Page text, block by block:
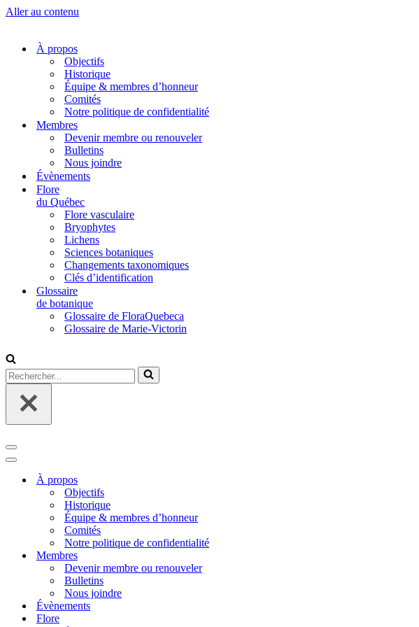
Aller au contenu
À propos
Objectifs
Historique
Équipe & membres d’honneur
Comités
Notre politique de confidentialité
Membres
Devenir membre ou renouveler
Bulletins
Nous joindre
Évènements
Flore
du Québec
Flore vasculaire
Bryophytes
Lichens
Sciences botaniques
Changements taxonomiques
Clés d’identification
Glossaire
de botanique
Glossaire de FloraQuebeca
Glossaire de Marie-Victorin
Rechercher...
Menu
de
navigation
Menu
navigationÀ propos
Objectifs
Historique
Équipe & membres d’honneur
Comités
Notre politique de confidentialité
Membres
Devenir membre ou renouveler
Bulletins
Nous joindre
Évènements
Flore